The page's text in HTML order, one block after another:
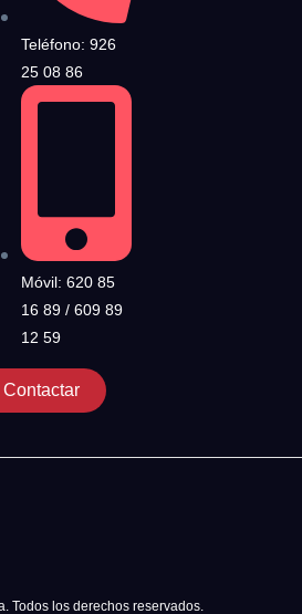
Teléfono: 926
25 08 86
Móvil: 620 85
16 89 / 609 89
12 59
Contactar
Todos los derechos reservados.